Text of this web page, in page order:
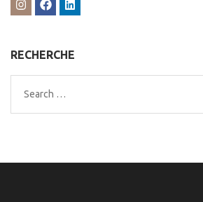
RECHERCHE
Search
for: